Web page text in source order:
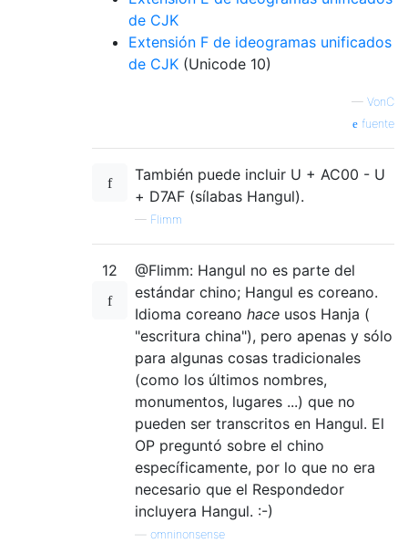
de CJK
Extensión F de ideogramas unificados
de CJK (Unicode 10)
— VonC
fuente
También puede incluir U + AC00 - U
+ D7AF (sílabas Hangul).
— Flimm
12
@Flimm: Hangul no es parte del
estándar chino; Hangul es coreano.
Idioma coreano hace usos Hanja (
"escritura china"), pero apenas y sólo
para algunas cosas tradicionales
(como los últimos nombres,
monumentos, lugares ...) que no
pueden ser transcritos en Hangul. El
OP preguntó sobre el chino
específicamente, por lo que no era
necesario que el Respondedor
incluyera Hangul. :-)
omninonsense